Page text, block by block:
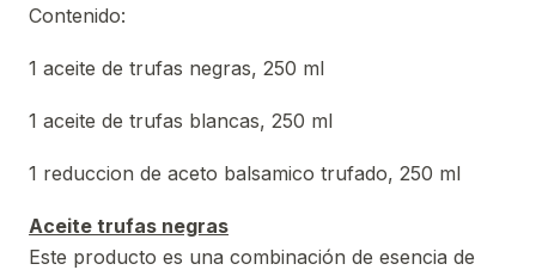
Contenido:
1 aceite de trufas negras, 250 ml
1 aceite de trufas blancas, 250 ml
1 reduccion de aceto balsamico trufado, 250 ml
Aceite trufas negras
Este producto es una combinación de esencia de